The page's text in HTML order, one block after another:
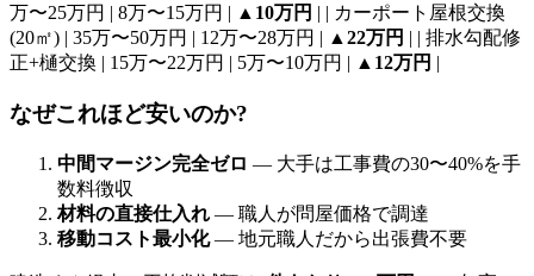
万〜25万円 | 8万〜15万円 | ▲10万円 | | カーポート屋根交換
(20㎡) | 35万〜50万円 | 12万〜28万円 | ▲22万円 | | 排水勾配修
正+樋交換 | 15万〜22万円 | 5万〜10万円 | ▲12万円 |
なぜこれほど安いのか?
中間マージン完全ゼロ — 大手は工事費の30〜40%を手
数料徴収
材料の直接仕入れ — 職人が問屋価格で調達
移動コスト最小化— 地元職人だから出張費不要